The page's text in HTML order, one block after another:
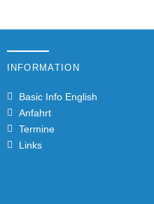
INFORMATION
Basic Info English
Anfahrt
Termine
Links